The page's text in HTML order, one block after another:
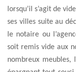
lorsqu’il s’agit de
ses villes suite au
le notaire ou
soit remis vide aux
nombreux meubles,